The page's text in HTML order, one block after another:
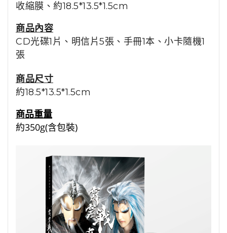
收縮膜 、約18.5*13.5*1.5cm
商品內容
CD光碟1片、明信片5張、手冊1本、小卡隨機1
張
商品尺寸
約18.5*13.5*1.5cm
商品重量
約350g(含包裝)